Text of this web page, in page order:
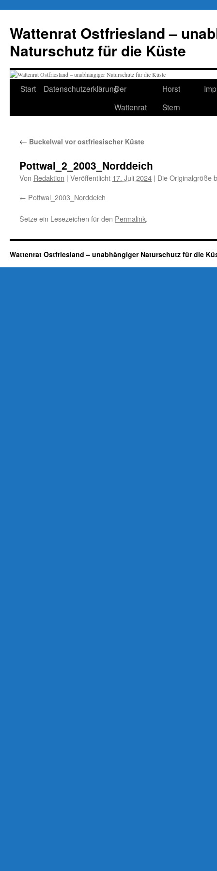
springen
Wattenrat Ostfriesland –
Naturschutz für die Küste
Start DatenschutzerklärungDer
Wattenrat
Horst
Stern
← Buckelwal vor ostfriesischer Küste
Pottwal_2_2003_Norddeich
Von Redaktion | Veröffentlicht 17. Juli 2024 | Die Originalgröße
Pottwal_2003_Norddeich
Setze ein Lesezeichen für den Permalink.
Wattenrat Ostfriesland – unabhängiger Naturschutz für die